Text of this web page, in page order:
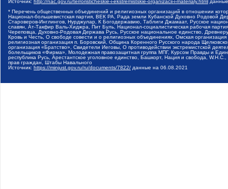
Источник: http://nac.gov.ru/terroristicheskie-i-ekstremistskie-organizacii-i-materialy.html
* Перечень общественных объединений и религиозных организаций в отношении
Национал-большевистская партия, ВЕК РА, Рада земли Кубанской Духовно Родовой
Староверов-Инглингов, Нурджулар, К Богодержавию, Таблиги Джамаат, Русское
славян, Ат-Такфир Валь-Хиджра, Пит Буль, Национал-социалистическая рабочая
Череповца, Духовно-Родовая Держава Русь, Русское национальное единство,
Кровь и Честь, О свободе совести и о религиозных объединениях, Омская
религиозная организация п. Боровский, Община Коренного Русского народа
организация «Братство», Свидетели Иеговы, О противодействии экстремистской
болельщиков «Фирма», Молодежная правозащитная группа МПГ, Курсом Правды и
республика Русь, Арестантское уголовное единство, Башкорт, Нация и свобода,
прав граждан, Штабы Навального
Источник: https://minjust.gov.ru/ru/documents/7822/ данные на 06.08.2021